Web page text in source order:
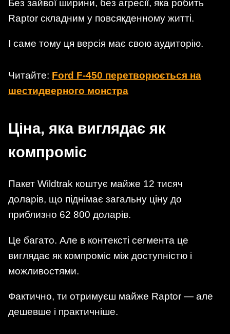
Без зайвої ширини, без агресії, яка робить
Raptor складним у повсякденному житті.
І саме тому ця версія має свою аудиторію.
Читайте: Ford F-450 перетворюється на
шестидверного монстра
Ціна, яка виглядає як
компроміс
Пакет Wildtrak коштує майже 12 тисяч
доларів, що піднімає загальну ціну до
приблизно 62 800 доларів.
Це багато. Але в контексті сегмента це
виглядає як компроміс між доступністю і
можливостями.
Фактично, ти отримуєш майже Raptor — але
дешевше і практичніше.